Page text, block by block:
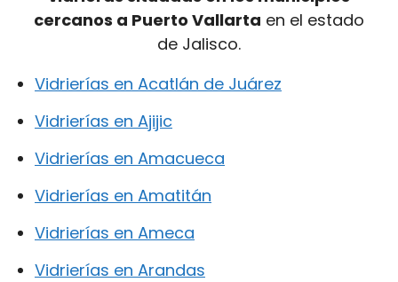
cercanos a Puerto Vallarta en el estado
de Jalisco.
Vidrierías en Acatlán de Juárez
Vidrierías en Ajijic
Vidrierías en Amacueca
Vidrierías en Amatitán
Vidrierías en Ameca
Vidrierías en Arandas